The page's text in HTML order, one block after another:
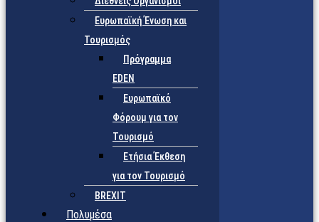
Ευρωπαϊκή Ένωση και
Τουρισμός
Πρόγραμμα
EDEN
Ευρωπαϊκό
Φόρουμ για τον
Τουρισμό
Ετήσια Έκθεση
για τον Τουρισμό
BREXIT
Πολυμέσα